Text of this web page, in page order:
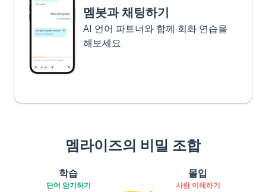
멤봇과 채팅하기
AI 언어 파트너와 함께 회화 연습을
해보세요
멤라이즈의 비밀 조합
학습
단어 암기하기
몰입
사람 이해하기